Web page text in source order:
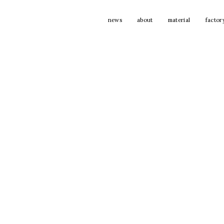
news about material